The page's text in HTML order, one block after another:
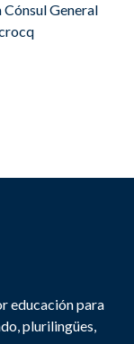
Cónsul General
educación para
plurilingües,